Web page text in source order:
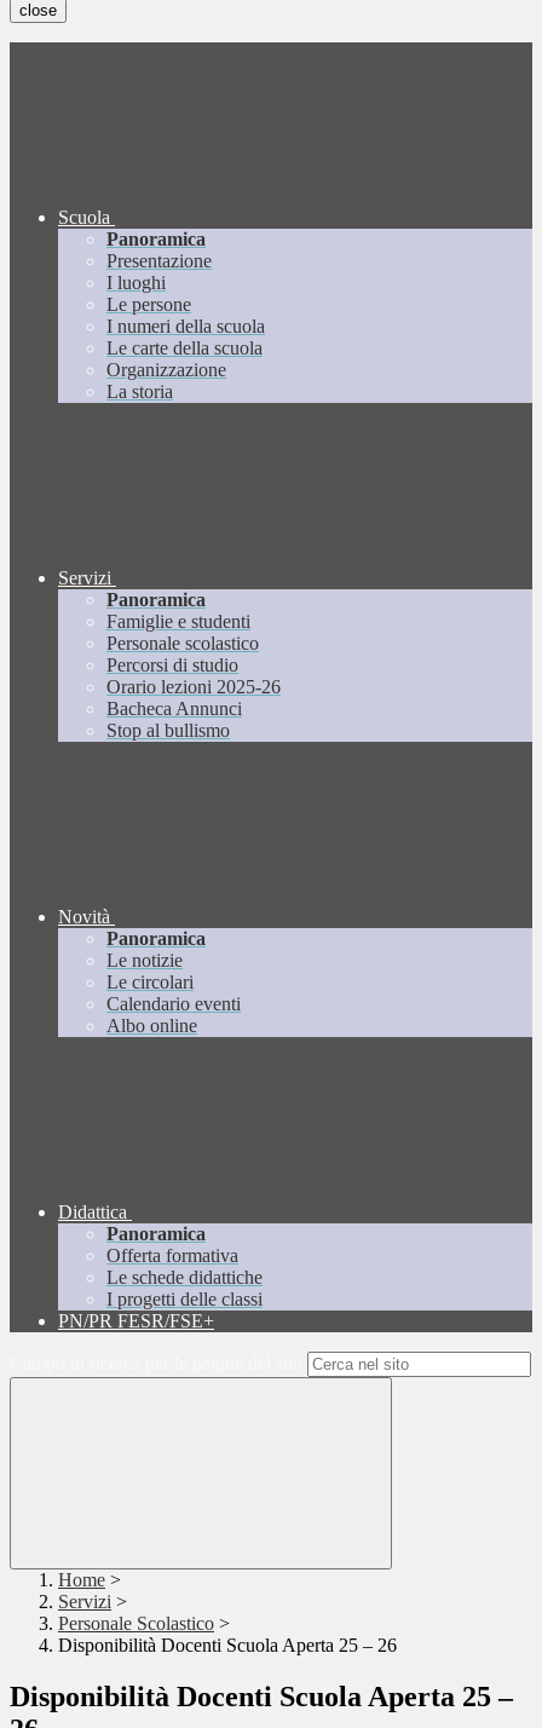
close
Scuola
Panoramica
Presentazione
I luoghi
Le persone
I numeri della scuola
Le carte della scuola
Organizzazione
La storia
Servizi
Panoramica
Famiglie e studenti
Personale scolastico
Percorsi di studio
Orario lezioni 2025-26
Bacheca Annunci
Stop al bullismo
Novità
Panoramica
Le notizie
Le circolari
Calendario eventi
Albo online
Didattica
Panoramica
Offerta formativa
Le schede didattiche
I progetti delle classi
PN/PR FESR/FSE+
Home >
Servizi >
Personale Scolastico >
Disponibilità Docenti Scuola Aperta 25 – 26
Disponibilità Docenti Scuola Aperta 25 –